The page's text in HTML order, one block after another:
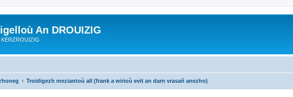
An DROUIZIG
Troidigezh meziantoù all (frank a wirioù evit an darn vrasañ anezho)